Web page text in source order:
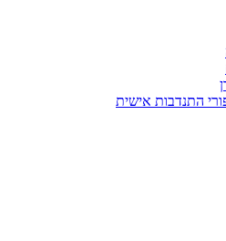
התנדבות אישית